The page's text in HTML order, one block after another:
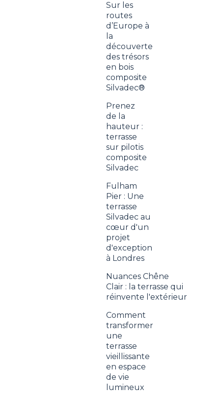
Sur les
routes
d’Europe à
la
découverte
des trésors
en bois
composite
Silvadec®
Prenez
de la
hauteur :
terrasse
sur pilotis
composite
Silvadec
Fulham
Pier : Une
terrasse
Silvadec au
cœur d'un
projet
d'exception
à Londres
Nuances Chêne
Clair : la terrasse qui
réinvente l'extérieur
Comment
transformer
une
terrasse
vieillissante
en espace
de vie
lumineux